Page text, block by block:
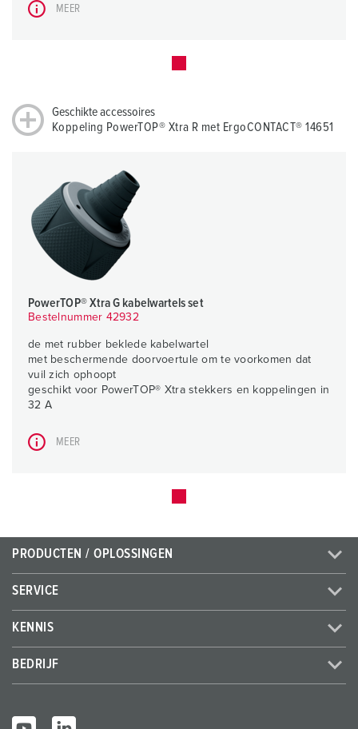
MEER
Geschikte accessoires
Koppeling PowerTOP® Xtra R met ErgoCONTACT® 14651
PowerTOP® Xtra G kabelwartels set
Bestelnummer 42932
de met rubber beklede kabelwartel
met beschermende doorvoertule om te voorkomen dat
vuil zich ophoopt
geschikt voor PowerTOP® Xtra stekkers en koppelingen in
32 A
MEER
PRODUCTEN / OPLOSSINGEN
SERVICE
KENNIS
BEDRIJF